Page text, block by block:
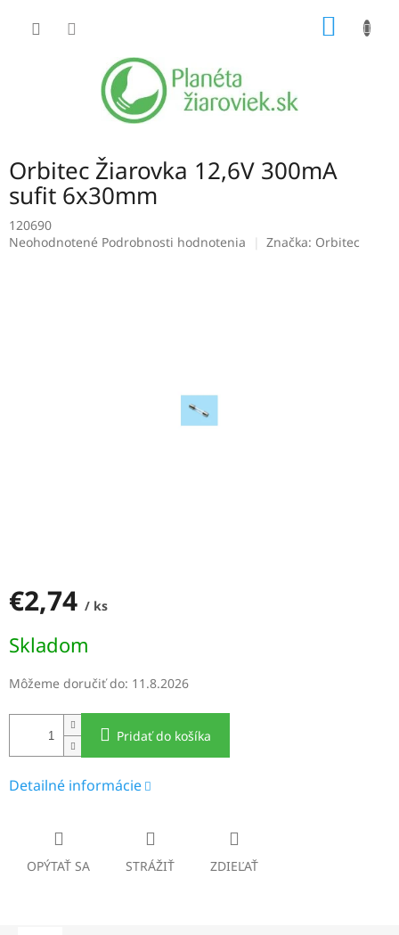
Orbitec Žiarovka 12,6V 300mA
sufit 6x30mm
120690
Priemerné
Neohodnotené Podrobnosti hodnotenia Značka: Orbitec
€2,74 / ks
cena:
Skladom
Môžeme doručiť do: 11.8.2026
Pridať do košíka
Detailné informácie
OPÝTAŤ SA STRÁŽIŤ ZDIEĽAŤ